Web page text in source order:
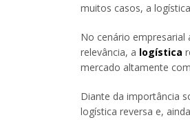
muitos casos, a
No cenário
relevância, a logística
mercado altamente
Diante da importância
logística reversa e,